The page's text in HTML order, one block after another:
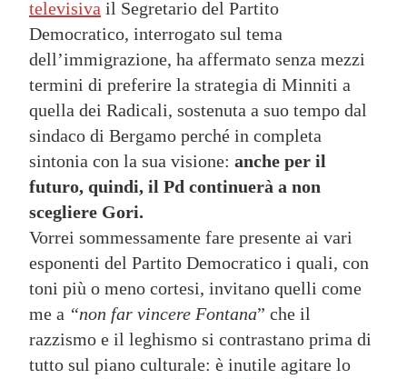
televisiva il Segretario del Partito
Democratico, interrogato sul tema
dell’immigrazione, ha affermato senza mezzi
termini di preferire la strategia di Minniti a
quella dei Radicali, sostenuta a suo tempo dal
sindaco di Bergamo perché in completa
sintonia con la sua visione: anche per il
futuro, quindi, il Pd continuerà a non
scegliere Gori.
Vorrei sommessamente fare presente ai vari
esponenti del Partito Democratico i quali, con
toni più o meno cortesi, invitano quelli come
me a “non far vincere Fontana” che il
razzismo e il leghismo si contrastano prima di
tutto sul piano culturale: è inutile agitare lo